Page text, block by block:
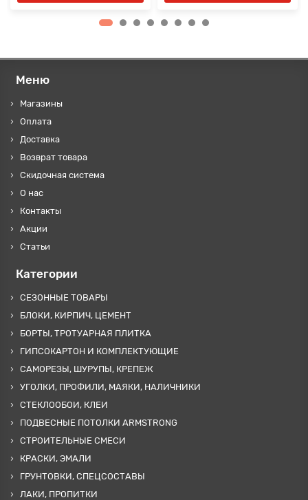
Меню
Магазины
Оплата
Доставка
Возврат товара
Скидочная система
О нас
Контакты
Акции
Статьи
Категории
СЕЗОННЫЕ ТОВАРЫ
БЛОКИ, КИРПИЧ, ЦЕМЕНТ
БОРТЫ, ТРОТУАРНАЯ ПЛИТКА
ГИПСОКАРТОН И КОМПЛЕКТУЮЩИЕ
САМОРЕЗЫ, ШУРУПЫ, КРЕПЕЖ
УГОЛКИ, ПРОФИЛИ, МАЯКИ, НАЛИЧНИКИ
СТЕКЛООБОИ, КЛЕИ
ПОДВЕСНЫЕ ПОТОЛКИ ARMSTRONG
СТРОИТЕЛЬНЫЕ СМЕСИ
КРАСКИ, ЭМАЛИ
ГРУНТОВКИ, СПЕЦСОСТАВЫ
ЛАКИ, ПРОПИТКИ